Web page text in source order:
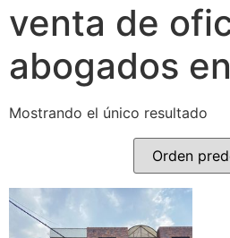
venta de
abogados
Mostrando el único resultado